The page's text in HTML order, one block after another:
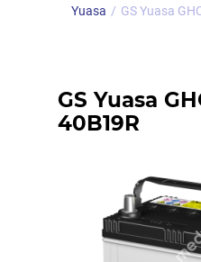
Yuasa / GS Yuasa
GS Yuasa
40B19R